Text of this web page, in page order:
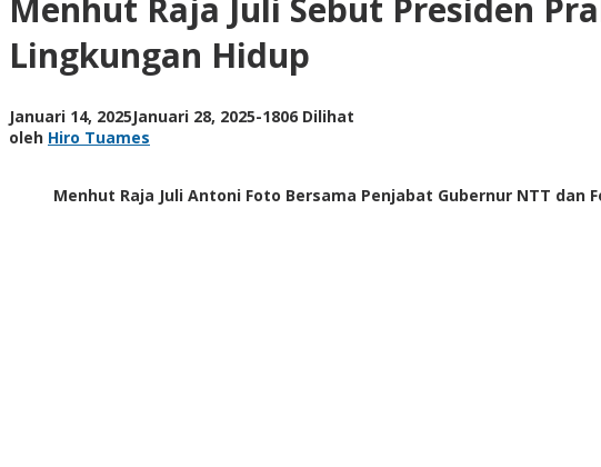
Presiden
Prabowo
Subianto
Sebagai
yang
Menhut Raja Juli Sebut Presiden
Lingkungan Hidup
Januari 14, 2025Januari 28, 2025oleh
-1806 Dilihat
oleh Hiro Tuames
Menhut Raja Juli Antoni Foto Bersama Penjabat Gubernur NTT dan